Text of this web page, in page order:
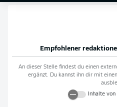
Empfohlener
An dieser Stelle findest du einen
ergänzt. Du kannst ihn dir mit
Inhalte von